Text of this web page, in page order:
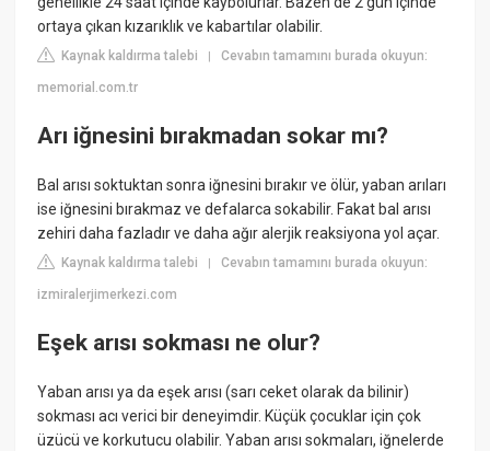
ortaya çıkan kızarıklık ve kabartılar olabilir.
Kaynak kaldırma talebi |Cevabın tamamını burada okuyun:
memorial.com.tr
Arı iğnesini bırakmadan sokar mı?
Bal arısı soktuktan sonra iğnesini bırakır ve ölür, yaban arıları
ise iğnesini bırakmaz ve defalarca sokabilir. Fakat bal arısı
zehiri daha fazladır ve daha ağır alerjik reaksiyona yol açar.
Kaynak kaldırma talebi |Cevabın tamamını burada okuyun:
izmiralerjimerkezi.com
Eşek arısı sokması ne olur?
Yaban arısı ya da eşek arısı (sarı ceket olarak da bilinir)
sokması acı verici bir deneyimdir. Küçük çocuklar için çok
üzücü ve korkutucu olabilir. Yaban arısı sokmaları, iğnelerde